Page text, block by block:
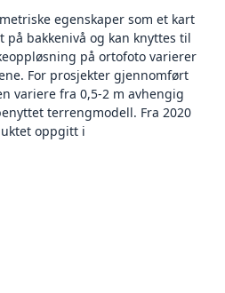
egenskaper som et kart
bakkenivå og kan knyttes til
på ortofoto varierer
For prosjekter gjennomført
variere fra 0,5-2 m avhengig
terrengmodell. Fra 2020
oppgitt i